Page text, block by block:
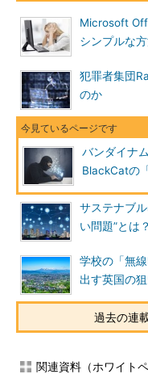
Microsoft
シンプルな
犯罪者集団
のか
バンダイナ
BlackCatの
サステナブ
い問題”とは？
学校の「無
出す英国の
過去の連
関連資料（ホワイトペ